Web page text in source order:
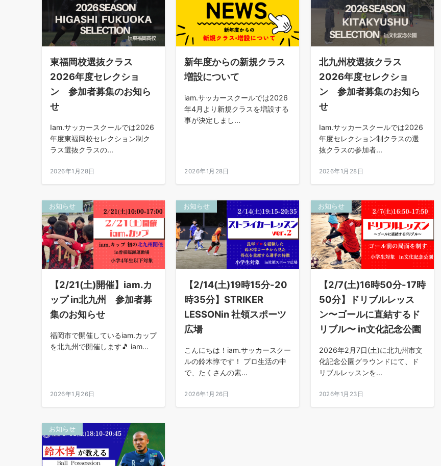
東福岡校選抜クラス
2026年度セレクショ
ン 参加者募集のお知ら
せ
Iam.サッカースクールでは2026
年度東福岡校セレクション制ク
ラス選抜クラスの...
2026年1月28日
新年度からの新規クラス
増設について
iam.サッカースクールでは2026
年4月より新規クラスを増設する
事が決定しまし...
2026年1月28日
北九州校選抜クラス
2026年度セレクショ
ン 参加者募集のお知ら
せ
Iam.サッカースクールでは2026
年度セレクション制クラスの選
抜クラスの参加者...
2026年1月28日
お知らせ
【2/21(土)開催】iam.カ
ップ in北九州 参加者募
集のお知らせ
福岡市で開催しているiam.カップ
を北九州で開催します🎵 iam...
2026年1月26日
お知らせ
【2/14(土)19時15分-20
時35分】STRIKER
LESSONin 社領スポーツ
広場
こんにちは！iam.サッカースクー
ルの鈴木惇です！ プロ生活の中
で、たくさんの素...
2026年1月26日
お知らせ
【2/7(土)16時50分-17時
50分】ドリブルレッス
ン〜ゴールに直結するド
リブル〜 in文化記念公園
2026年2月7日(土)に北九州市文
化記念公園グラウンドにて、ド
リブルレッスンを...
2026年1月23日
お知らせ